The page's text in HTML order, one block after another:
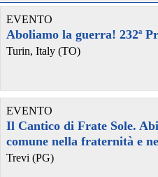
Puntata del 14/07/2026@1
#industriaalimentare
#lavoratorimigranti #
strageferroviaria
#riccardoantonini
EVENTO
Aboliamo la guerra! 232ª
Turin, Italy (TO)
EVENTO
Il Cantico di Frate Sole.
comune nella fraternità e
Trevi (PG)